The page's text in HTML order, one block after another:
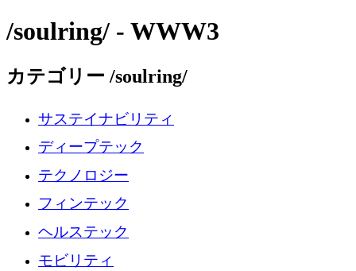
/soulring/ - WWW3
カテゴリー /soulring/
サステイナビリティ
ディープテック
テクノロジー
フィンテック
ヘルステック
モビリティ